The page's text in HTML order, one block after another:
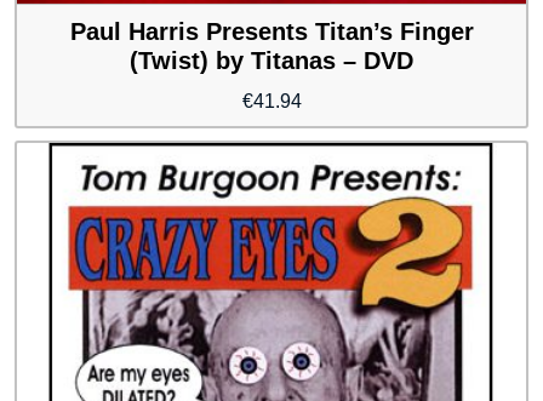
Paul Harris Presents Titan’s Finger
(Twist) by Titanas – DVD
€41.94